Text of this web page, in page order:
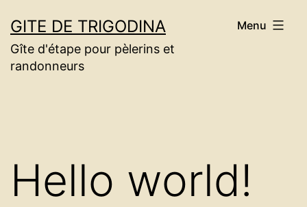
au
contenu
GITE DE TRIGODINA
Gîte d'étape pour pèlerins et
randonneurs
Menu
Hello world!